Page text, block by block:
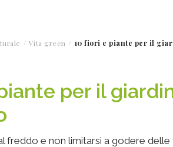
Vita green 10 fiori e piante per il
per il
freddo e non limitarsi a godere